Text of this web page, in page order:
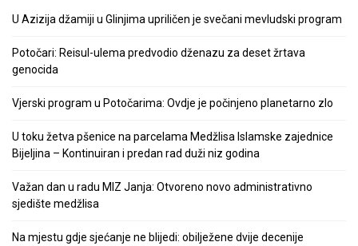
U Azizija džamiji u Glinjima upriličen je svečani mevludski program
Potočari: Reisul-ulema predvodio dženazu za deset žrtava
genocida
Vjerski program u Potočarima: Ovdje je počinjeno planetarno zlo
U toku žetva pšenice na parcelama Medžlisa Islamske zajednice
Bijeljina – Kontinuiran i predan rad duži niz godina
Važan dan u radu MIZ Janja: Otvoreno novo administrativno
sjedište medžlisa
Na mjestu gdje sjećanje ne blijedi: obilježene dvije decenije